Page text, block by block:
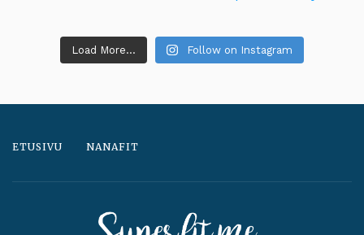
Load More... Follow on Instagram
ETUSIVU NANAFIT